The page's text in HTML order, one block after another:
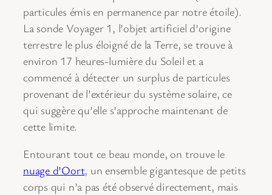
particules émis en permanence par notre étoile).
La sonde Voyager 1, l’objet artificiel d’origine
terrestre le plus éloigné de la Terre, se trouve à
environ 17 heures-lumière du Soleil et a
commencé à détecter un surplus de particules
provenant de l’extérieur du système solaire, ce
qui suggère qu’elle s’approche maintenant de
cette limite.
Entourant tout ce beau monde, on trouve le
nuage d’Oort, un ensemble gigantesque de petits
corps qui n’a pas été observé directement, mais